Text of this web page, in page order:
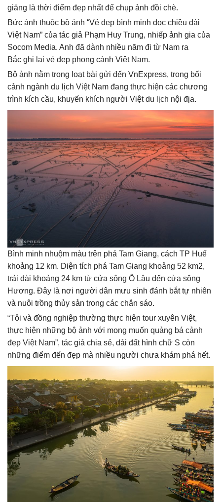
giăng là thời điểm đẹp nhất để chụp ảnh đồi chè.
Bức ảnh thuộc bộ ảnh “Vẻ đẹp bình minh dọc chiều dài
Việt Nam” của tác giả Phạm Huy Trung, nhiếp ảnh gia của
Socom Media. Anh đã dành nhiều năm đi từ Nam ra
Bắc ghi lại vẻ đẹp phong cảnh Việt Nam.
Bộ ảnh nằm trong loạt bài gửi đến VnExpress, trong bối
cảnh ngành du lịch Việt Nam đang thực hiện các chương
trình kích cầu, khuyến khích người Việt du lịch nội địa.
Bình minh nhuộm màu trên phá Tam Giang, cách TP Huế
khoảng 12 km. Diện tích phá Tam Giang khoảng 52 km2,
trải dài khoảng 24 km từ cửa sông Ô Lâu đến cửa sông
Hương. Đây là nơi người dân mưu sinh đánh bắt tự nhiên
và nuôi trồng thủy sản trong các chắn sáo.
“Tôi và đồng nghiệp thường thực hiện tour xuyên Việt,
thực hiện những bộ ảnh với mong muốn quảng bá cảnh
đẹp Việt Nam”, tác giả chia sẻ, dải đất hình chữ S còn
những điểm đến đẹp mà nhiều người chưa khám phá hết.